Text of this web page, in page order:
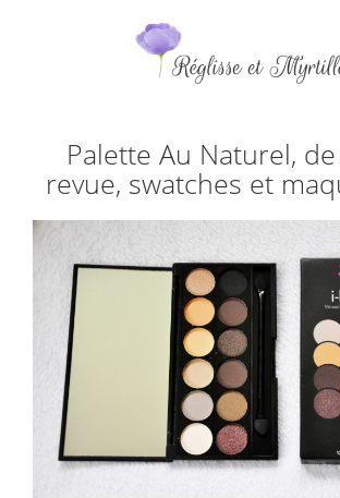
Palette Au Naturel, de
revue, swatches et